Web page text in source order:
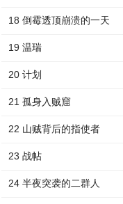
18 倒霉透顶崩溃的一天
19 温瑞
20 计划
21 孤身入贼窟
22 山贼背后的指使者
23 战帖
24 半夜突袭的二群人